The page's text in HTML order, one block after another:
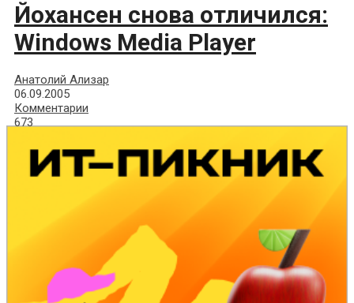
Йохансен снова отличился:
Windows Media Player
Анатолий Ализар
06.09.2005
Комментарии
673